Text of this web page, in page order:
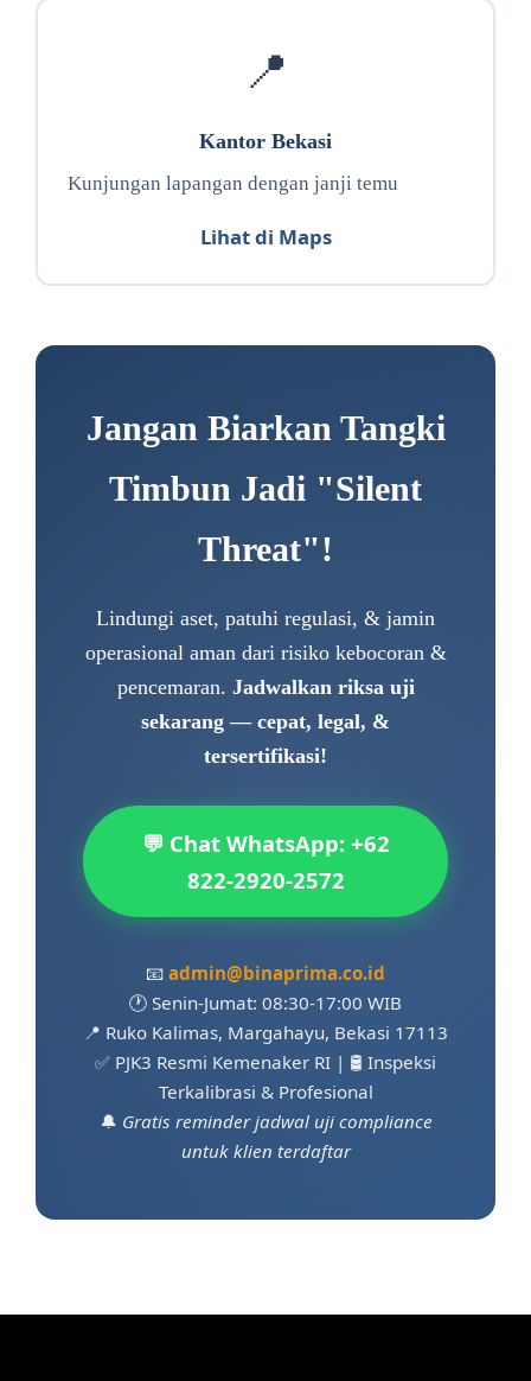
📍
Kantor Bekasi
Kunjungan lapangan dengan janji temu
Lihat di Maps
Jangan Biarkan Tangki
Timbun Jadi "Silent
Threat"!
Lindungi aset, patuhi regulasi, & jamin
operasional aman dari risiko kebocoran &
pencemaran. Jadwalkan riksa uji
sekarang — cepat, legal, &
tersertifikasi!
💬 Chat WhatsApp: +62
822-2920-2572
📧 admin@binaprima.co.id
🕐 Senin-Jumat: 08:30-17:00 WIB
📍 Ruko Kalimas, Margahayu, Bekasi 17113
✅ PJK3 Resmi Kemenaker RI | 🛢️ Inspeksi
Terkalibrasi & Profesional
🔔 Gratis reminder jadwal uji compliance
untuk klien terdaftar